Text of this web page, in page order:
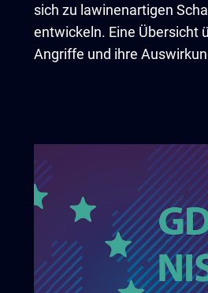
sich zu lawinenartigen
entwickeln. Eine Übersicht
Angriffe und ihre